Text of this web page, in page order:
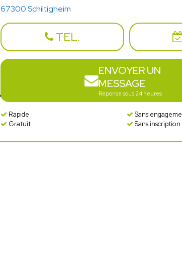
67300 Schiltigheim
TEL.
ENVOYER UN
MESSAGE
Réponse sous 24 heures
Rapide
Sans
Gratuit
Sans inscription